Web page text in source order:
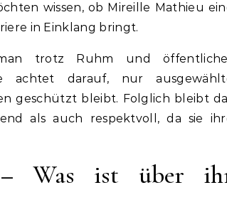
wissen, ob Mireille Mathieu
in Einklang bringt.
trotz Ruhm und
achtet darauf, nur
geschützt bleibt. Folglich bleibt
als auch respektvoll, da sie
– Was ist über